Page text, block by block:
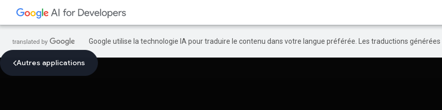
Google utilise la technologie IA pour traduire le contenu dans votre langue préférée. Les traductions
Autres applications